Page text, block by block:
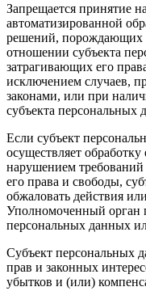
Запрещается принятие
автоматизированной
решений, порождающих
отношении субъекта
затрагивающих его
исключением случаев,
законами, или при
субъекта персональных
Если субъект
осуществляет
нарушением
его права и свободы,
обжаловать действия
Уполномоченный орган
персональных данных
Субъект персональных
прав и законных
убытков и (или)